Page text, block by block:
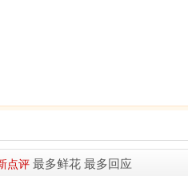
点评 最多鲜花 最多回应